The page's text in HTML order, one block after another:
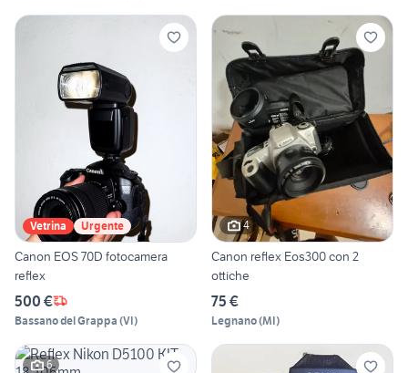
Vetrina Urgente
Canon EOS 70D fotocamera
reflex
500 €
Bassano del Grappa (VI)
4
Canon reflex Eos300 con 2
ottiche
75 €
Legnano(MI)
6